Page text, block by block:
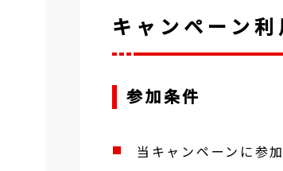
キャンペーン利
参加条件
当キャンペーンに参